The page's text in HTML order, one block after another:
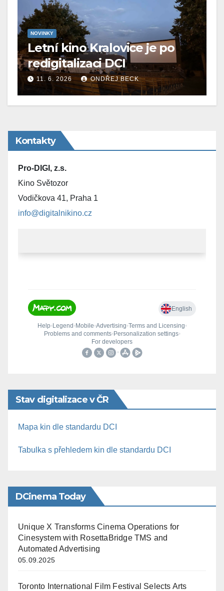
NOVINKY
Letní kino Kralovice je po
redigitalizaci DCI
11. 6. 2026 ONDŘEJ BECK
Kontakty
Pro-DIGI, z.s.
Kino Světozor
Vodičkova 41, Praha 1
info@digitalnikino.cz
Stav digitalizace v ČR
Mapa kin dle standardu DCI
Tabulka s přehledem kin dle standardu DCI
DCinema Today
Unique X Transforms Cinema Operations for
Cinesystem with RosettaBridge TMS and
Automated Advertising
05.09.2025
Toronto International Film Festival Selects Arts